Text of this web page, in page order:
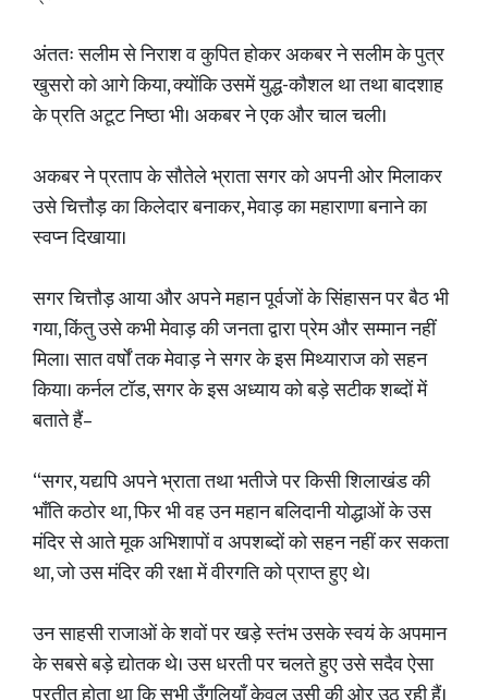
अंततः सलीम से निराश व कुपित होकर अकबर ने सलीम के पुत्र
खुसरो को आगे किया, क्योंकि उसमें युद्ध-कौशल था तथा बादशाह
के प्रति अटूट निष्ठा भी। अकबर ने एक और चाल चली।
अकबर ने प्रताप के सौतेले भ्राता सगर को अपनी ओर मिलाकर
उसे चित्तौड़ का किलेदार बनाकर, मेवाड़ का महाराणा बनाने का
स्वप्न दिखाया।
सगर चित्तौड़ आया और अपने महान पूर्वजों के सिंहासन पर बैठ भी
गया, किंतु उसे कभी मेवाड़ की जनता द्वारा प्रेम और सम्मान नहीं
मिला। सात वर्षों तक मेवाड़ ने सगर के इस मिथ्याराज को सहन
किया। कर्नल टॉड, सगर के इस अध्याय को बड़े सटीक शब्दों में
बताते हैं–
“सगर, यद्यपि अपने भ्राता तथा भतीजे पर किसी शिलाखंड की
भाँति कठोर था, फिर भी वह उन महान बलिदानी योद्धाओं के उस
मंदिर से आते मूक अभिशापों व अपशब्दों को सहन नहीं कर सकता
था, जो उस मंदिर की रक्षा में वीरगति को प्राप्त हुए थे।
उन साहसी राजाओं के शवों पर खड़े स्तंभ उसके स्वयं के अपमान
के सबसे बड़े द्योतक थे। उस धरती पर चलते हुए उसे सदैव ऐसा